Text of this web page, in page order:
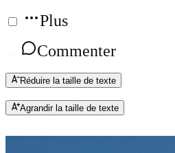
Plus
Commenter
Réduire la taille de texte
Agrandir la taille de texte